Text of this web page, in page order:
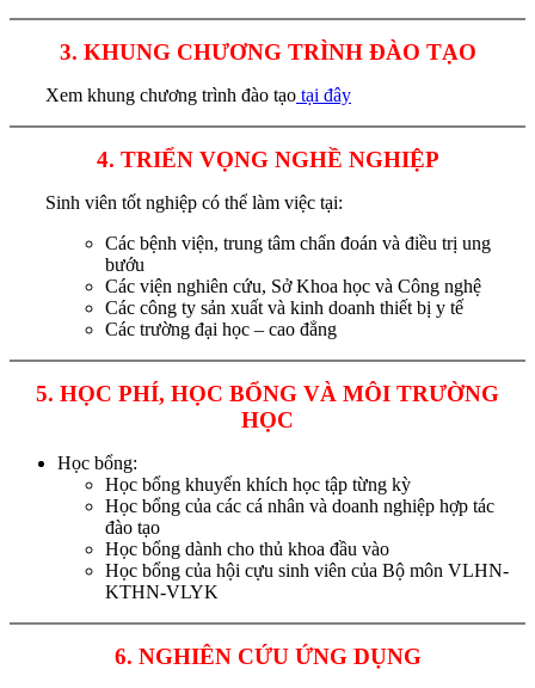
3. KHUNG CHƯƠNG TRÌNH ĐÀO TẠO
Xem khung chương trình đào tạo tại đây
4. TRIỂN VỌNG NGHỀ NGHIỆP
Sinh viên tốt nghiệp có thể làm việc tại:
Các bệnh viện, trung tâm chẩn đoán và điều trị ung
bướu
Các viện nghiên cứu, Sở Khoa học và Công nghệ
Các công ty sản xuất và kinh doanh thiết bị y tế
Các trường đại học – cao đẳng
5. HỌC PHÍ, HỌC BỔNG VÀ MÔI TRƯỜNG
HỌC
Học bổng:
Học bổng khuyến khích học tập từng kỳ
Học bổng của các cá nhân và doanh nghiệp hợp tác
đào tạo
Học bổng dành cho thủ khoa đầu vào
Học bổng của hội cựu sinh viên của Bộ môn VLHN-
KTHN-VLYK
6. NGHIÊN CỨU ỨNG DỤNG